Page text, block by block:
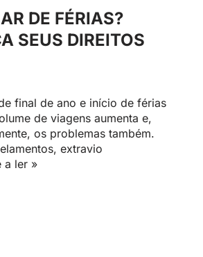
DE FÉRIAS?
SEUS DIREITOS
final de ano e início de férias
de viagens aumenta e,
os problemas também.
extravio
a ler »